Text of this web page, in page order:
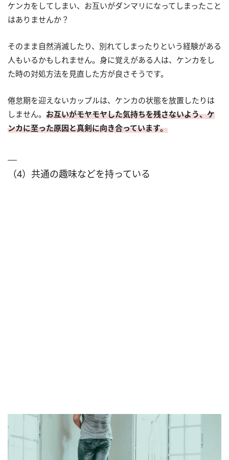
ケンカをしてしまい、お互いがダンマリになってしまったこと
はありませんか？
そのまま自然消滅したり、別れてしまったりという経験がある
人もいるかもしれません。身に覚えがある人は、ケンカをし
た時の対処方法を見直した方が良さそうです。
倦怠期を迎えないカップルは、ケンカの状態を放置したりは
しません。 お互いがモヤモヤした気持ちを残さないよう、ケ
ンカに至った原因と真剣に向き合っています。
（4）共通の趣味などを持っている